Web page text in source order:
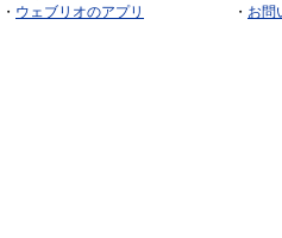
・ ウェブリオのアプリ
・ お問